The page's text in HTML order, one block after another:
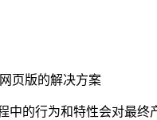
页版的解决方案
的行为和特性会对最终